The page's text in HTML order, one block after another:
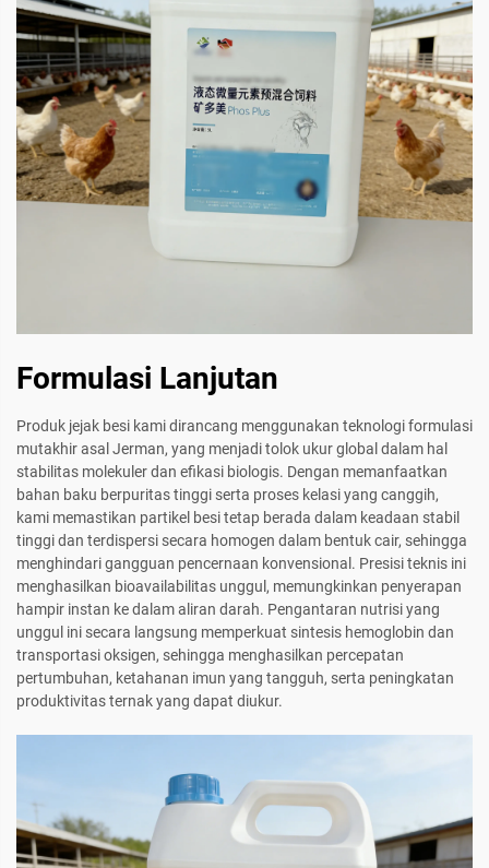
Formulasi Lanjutan
Produk jejak besi kami dirancang menggunakan teknologi formulasi
mutakhir asal Jerman, yang menjadi tolok ukur global dalam hal
stabilitas molekuler dan efikasi biologis. Dengan memanfaatkan
bahan baku berpuritas tinggi serta proses kelasi yang canggih,
kami memastikan partikel besi tetap berada dalam keadaan stabil
tinggi dan terdispersi secara homogen dalam bentuk cair, sehingga
menghindari gangguan pencernaan konvensional. Presisi teknis ini
menghasilkan bioavailabilitas unggul, memungkinkan penyerapan
hampir instan ke dalam aliran darah. Pengantaran nutrisi yang
unggul ini secara langsung memperkuat sintesis hemoglobin dan
transportasi oksigen, sehingga menghasilkan percepatan
pertumbuhan, ketahanan imun yang tangguh, serta peningkatan
produktivitas ternak yang dapat diukur.